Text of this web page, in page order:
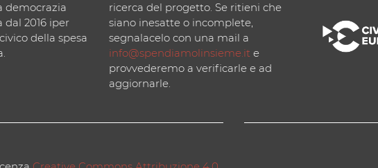
democrazia
dal 2016 iper
della spesa
ricerca del progetto. Se ritieni che
siano inesatte o incomplete,
segnalacelo con una mail a
info@spendiamolinsieme.ite
provvederemo a verificarle e ad
aggiornarle.